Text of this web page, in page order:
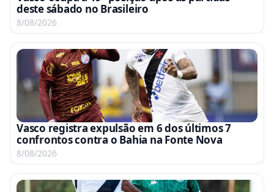
deste sábado no Brasileiro
8/08/2026
Vasco registra expulsão em 6 dos últimos 7
confrontos contra o Bahia na Fonte Nova
8/08/2026